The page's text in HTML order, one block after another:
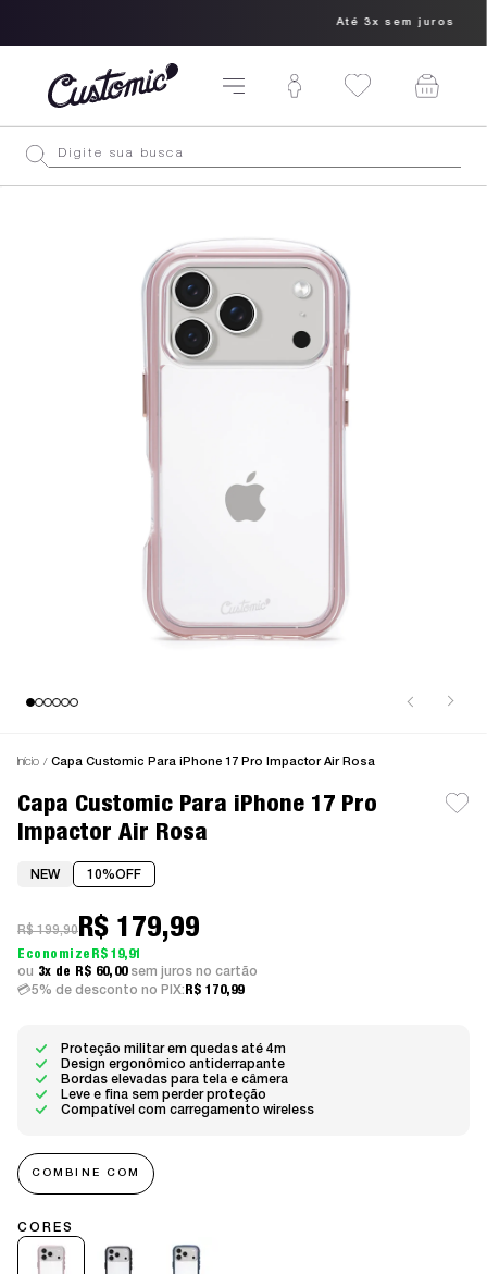
Início Capa Customic Para iPhone 17 Pro Impactor Air Rosa
Capa Customic Para iPhone 17 Pro
Impactor Air Rosa
NEW 10%OFF
5% de desconto no PIX: R$ 170,99
R$ 199,90R$ 179,99
R$ 19,91
3x
R$ 60,00 sem juros
Proteção militar em quedas até 4m
Design ergonômico antiderrapante
Bordas elevadas para tela e câmera
Leve e fina sem perder proteção
Compatível com carregamento wireless
COMBINE COM